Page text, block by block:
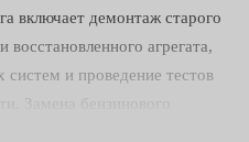
включает демонтаж старого
восстановленного агрегата,
и проведение тестов
Замена бензинового